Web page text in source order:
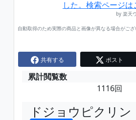
した。検索ページは
by 楽天
自動取得のため実際の商品と画像が異なる場合がござ
共有する ポスト
累計閲覧数
1116回
ドジョウピクリン